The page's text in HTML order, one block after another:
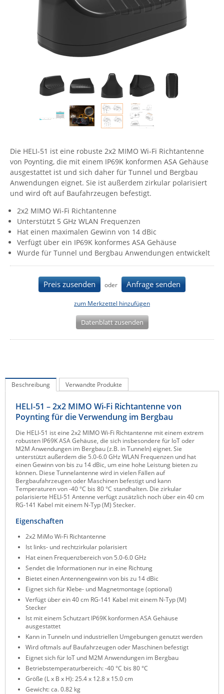
Energiemessung
Energieverteilung
IP, WLAN & GSM Sensorik
Datenlogger
IoT - Internet of Things
Remote I/O
IPC, Industrielle Netzwerktechnik & WLAN
Industrielle Netzwerktechnik / Kommunikation
Industrielle Computer
Wi-Fi - WLAN - Wireless
IT Netzwerktechnik / Kommunikation
Serverräume
RMA / Rücksendung / Support
Comet System
CompleTech
Contemporary Controls
Enginko - mcf88
Fokus Technologies
Gude
Guntermann & Drunck
High Sec Labs
Icron
IEC Lock
Ihse
Kerlink
Kramer Electronics
Netio
PatchSee
Power Kingdom
Poynting
Raritan
Riello UPS
Server Technology
Siretta
SIRIO Antenne
Sunbird
Tactical Software
TEKTELIC
Teltonika
Unwired Networks
Vision
WATTECO
Westermo
Yuasa
ZPE Systems
Die HELI-51 ist eine robuste 2x2 MIMO Wi-Fi Richtantenne
von Poynting, die mit einem IP69K konformen ASA Gehäuse
ausgestattet ist und sich daher für Tunnel und Bergbau
Anwendungen eignet. Sie ist außerdem zirkular polarisiert
und wird oft auf Baufahrzeugen befestigt.
2x2 MIMO Wi-Fi Richtantenne
Unterstützt 5 GHz WLAN Frequenzen
Hat einen maximalen Gewinn von 14 dBic
Verfügt über ein IP69K konformes ASA Gehäuse
Wurde für Tunnel und Bergbau Anwendungen entwickelt
Preis zusenden oder Anfrage senden
zum Merkzettel hinzufügen
Datenblatt zusenden
Beschreibung Verwandte Produkte
HELI-51 – 2x2 MIMO Wi-Fi Richtantenne von
Poynting für die Verwendung im Bergbau
Die HELI-51 ist eine 2x2 MIMO Wi-Fi Richtantenne mit einem extrem
robusten IP69K ASA Gehäuse, die sich insbesondere für IoT oder
M2M Anwendungen im Bergbau (z.B. in Tunneln) eignet. Sie
unterstützt außerdem die 5.0-6.0 GHz WLAN Frequenzen und hat
einen Gewinn von bis zu 14 dBic, um eine hohe Leistung bieten zu
können. Diese Tunnelantenne wird in vielen Fällen auf
Bergbaufahrzeugen oder Maschinen befestigt und kann
Temperaturen von -40 °C bis 80 °C standhalten. Die zirkular
polarisierte HELI-51 Antenne verfügt zusätzlich noch über ein 40 cm
RG-141 Kabel mit einem N-Typ (M) Stecker.
Eigenschaften
2x2 MiMo Wi-Fi Richtantenne
Ist links- und rechtzirkular polarisiert
Hat einen Frequenzbereich von 5.0-6.0 GHz
Sendet die Informationen nur in eine Richtung
Bietet einen Antennengewinn von bis zu 14 dBic
Eignet sich für Klebe- und Magnetmontage (optional)
Verfügt über ein 40 cm RG-141 Kabel mit einem N-Typ (M)
Stecker
Ist mit einem Schutzart IP69K konformen ASA Gehäuse
ausgestattet
Kann in Tunneln und industriellen Umgebungen genutzt werden
Wird oftmals auf Baufahrzeugen oder Maschinen befestigt
Eignet sich für IoT und M2M Anwendungen im Bergbau
Betriebstemperaturbereich: -40 °C bis 80 °C
Größe (L x B x H): 25.4 x 12.8 x 15.0 cm
Gewicht: ca. 0.82 kg